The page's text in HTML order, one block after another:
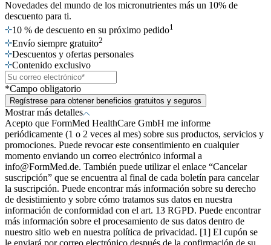
Novedades del mundo de los micronutrientes más un 10% de
descuento para ti.
10 % de descuento en su próximo pedido1
Envío siempre gratuito2
Descuentos y ofertas personales
Contenido exclusivo
*Campo obligatorio
Regístrese para obtener beneficios gratuitos y seguros
Mostrar más detalles
Acepto que FormMed HealthCare GmbH me informe
periódicamente (1 o 2 veces al mes) sobre sus productos, servicios y
promociones. Puede revocar este consentimiento en cualquier
momento enviando un correo electrónico informal a
info@FormMed.de. También puede utilizar el enlace “Cancelar
suscripción” que se encuentra al final de cada boletín para cancelar
la suscripción. Puede encontrar más información sobre su derecho
de desistimiento y sobre cómo tratamos sus datos en nuestra
información de conformidad con el art. 13 RGPD. Puede encontrar
más información sobre el procesamiento de sus datos dentro de
nuestro sitio web en nuestra política de privacidad. [1] El cupón se
le enviará por correo electrónico después de la confirmación de su